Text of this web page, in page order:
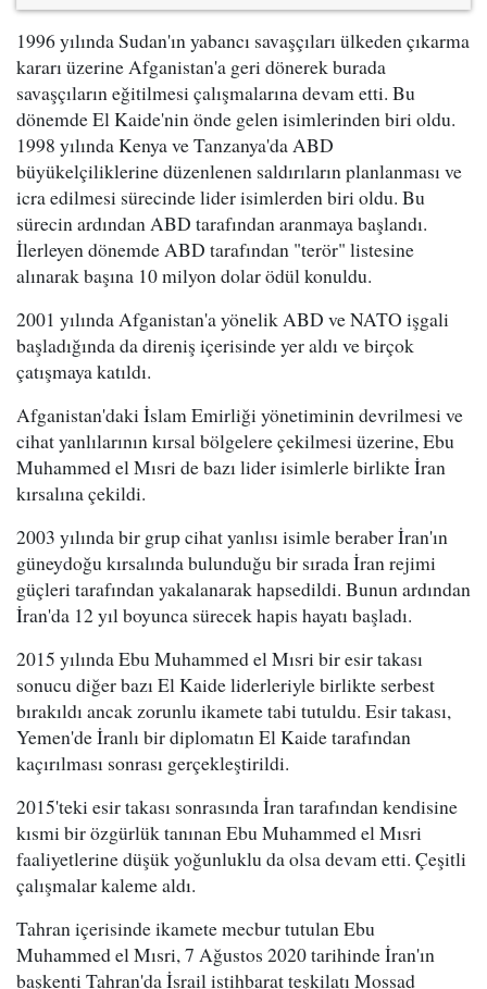
1996 yılında Sudan'ın yabancı savaşçıları ülkeden çıkarma
kararı üzerine Afganistan'a geri dönerek burada
savaşçıların eğitilmesi çalışmalarına devam etti. Bu
dönemde El Kaide'nin önde gelen isimlerinden biri oldu.
1998 yılında Kenya ve Tanzanya'da ABD
büyükelçiliklerine düzenlenen saldırıların planlanması ve
icra edilmesi sürecinde lider isimlerden biri oldu. Bu
sürecin ardından ABD tarafından aranmaya başlandı.
İlerleyen dönemde ABD tarafından "terör" listesine
alınarak başına 10 milyon dolar ödül konuldu.
2001 yılında Afganistan'a yönelik ABD ve NATO işgali
başladığında da direniş içerisinde yer aldı ve birçok
çatışmaya katıldı.
Afganistan'daki İslam Emirliği yönetiminin devrilmesi ve
cihat yanlılarının kırsal bölgelere çekilmesi üzerine, Ebu
Muhammed el Mısri de bazı lider isimlerle birlikte İran
kırsalına çekildi.
2003 yılında bir grup cihat yanlısı isimle beraber İran'ın
güneydoğu kırsalında bulunduğu bir sırada İran rejimi
güçleri tarafından yakalanarak hapsedildi. Bunun ardından
İran'da 12 yıl boyunca sürecek hapis hayatı başladı.
2015 yılında Ebu Muhammed el Mısri bir esir takası
sonucu diğer bazı El Kaide liderleriyle birlikte serbest
bırakıldı ancak zorunlu ikamete tabi tutuldu. Esir takası,
Yemen'de İranlı bir diplomatın El Kaide tarafından
kaçırılması sonrası gerçekleştirildi.
2015'teki esir takası sonrasında İran tarafından kendisine
kısmi bir özgürlük tanınan Ebu Muhammed el Mısri
faaliyetlerine düşük yoğunluklu da olsa devam etti. Çeşitli
çalışmalar kaleme aldı.
Tahran içerisinde ikamete mecbur tutulan Ebu
Muhammed el Mısri, 7 Ağustos 2020 tarihinde İran'ın
başkenti Tahran'da İsrail istihbarat teşkilatı Mossad